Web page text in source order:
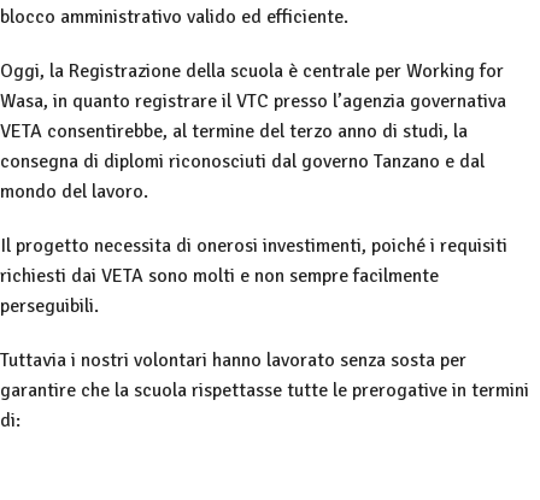
blocco amministrativo valido ed efficiente.
Oggi, la Registrazione della scuola è centrale per Working for
Wasa, in quanto registrare il VTC presso l’agenzia governativa
VETA consentirebbe, al termine del terzo anno di studi, la
consegna di diplomi riconosciuti dal governo Tanzano e dal
mondo del lavoro.
Il progetto necessita di onerosi investimenti, poiché i requisiti
richiesti dai VETA sono molti e non sempre facilmente
perseguibili.
Tuttavia i nostri volontari hanno lavorato senza sosta per
garantire che la scuola rispettasse tutte le prerogative in termini
di: